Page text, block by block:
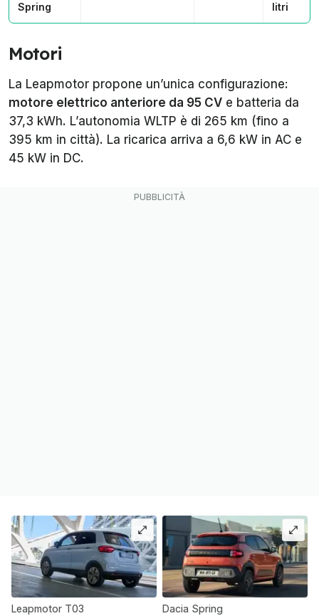
Spring
litri
Motori
La Leapmotor propone un’unica configurazione:
motore elettrico anteriore da 95 CV e batteria da
37,3 kWh. L’autonomia WLTP è di 265 km (fino a
395 km in città). La ricarica arriva a 6,6 kW in AC e
45 kW in DC.
Leapmotor T03 Dacia Spring